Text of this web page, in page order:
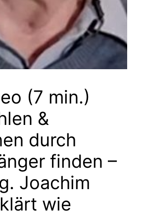
(7 min.)
&
durch
finden –
Joachim
wie